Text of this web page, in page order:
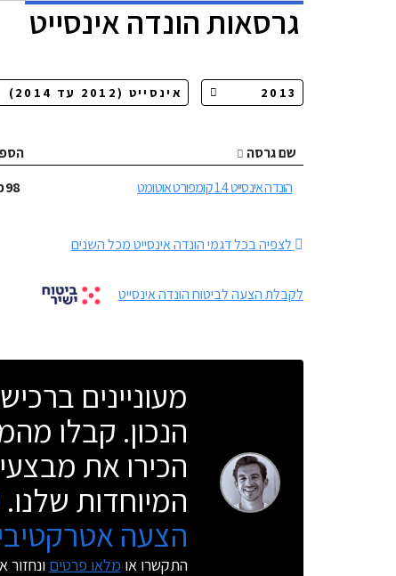
גרסאותהונדה אינסייט
שם גרסה
הונדה אינסייט 1.4 קומפורט אוטומט
98
לצפיה בכל דגמי הונדה אינסייט מכל השנים
לקבלת הצעה לביטוח הונדה אינסייט
מעוניינים
הנכון. קבלו
הכירו את
המיוחדות שלנו.
הצעה
התקשרו או מלאו פרטים